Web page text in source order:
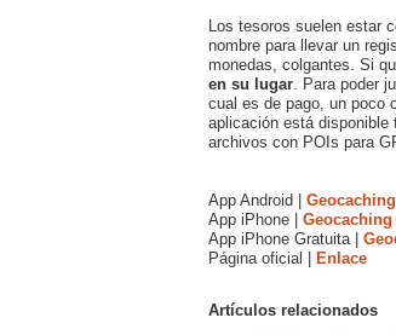
Los tesoros suelen estar
nombre para llevar un
monedas, colgantes. Si
en su lugar . Para poder
cual es de pago, un poco
aplicación está
archivos con POIs para
App Android | Geocaching
App iPhone | Geocaching
App iPhone Gratuita |
Página oficial | Enlace
Artículos relacionados